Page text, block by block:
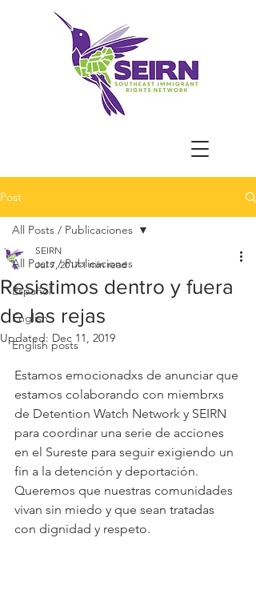
Post
All Posts / Publicaciones
Español
English
English posts
All Posts / Publicaciones
Resistimos dentro y fuera
de las rejas
SEIRN
Jul 7, 2017 1 min read
Updated: Dec 11, 2019
Estamos emocionadxs de anunciar que
estamos colaborando con miembrxs
de Detention Watch Network y SEIRN
para coordinar una serie de acciones
en el Sureste para seguir exigiendo un
fin a la detención y deportación.
Queremos que nuestras comunidades
vivan sin miedo y que sean tratadas
con dignidad y respeto.